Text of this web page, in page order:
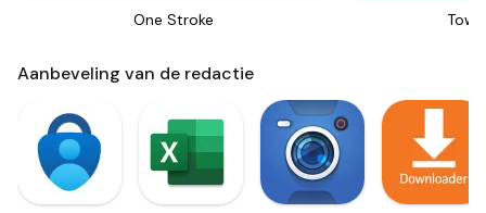
One Stroke
Aanbeveling van de redactie